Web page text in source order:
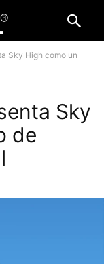
Sky High como un
Sky
de